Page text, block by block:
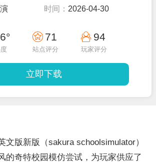
时间： 2026-04-30
71
站点评分
94
玩家评分
立即下载
文版新版（sakura schoolsimulator）
的奇特校园模仿尝试，为玩家供应了